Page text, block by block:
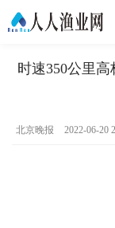
时速350公里
北京晚报 2022-06-20